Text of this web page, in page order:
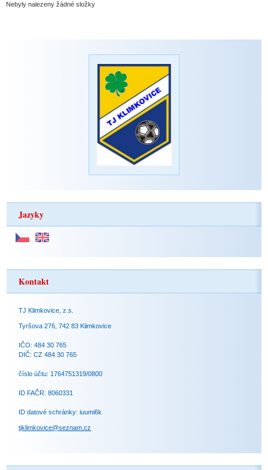
Nebyly nalezeny žádné složky
Jazyky
Kontakt
TJ Klimkovice, z.s.
Tyršova 276, 742 83 Klimkovice
IČO: 484 30 765
DIČ: CZ 484 30 765
číslo účtu: 1764751319/0800
ID FAČR: 8060331
ID datové schránky: iuumi6k
tjklimkovice@seznam.cz